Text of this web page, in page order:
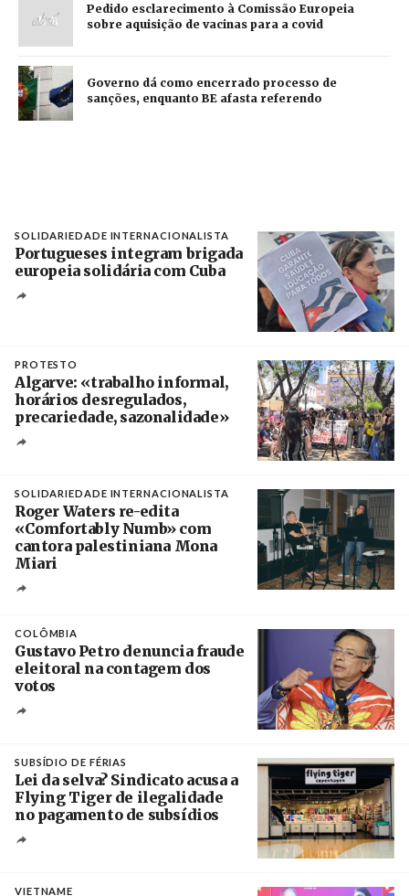
Pedido esclarecimento à Comissão Europeia
sobre aquisição de vacinas para a covid
Governo dá como encerrado processo de
sanções, enquanto BE afasta referendo
SOLIDARIEDADE INTERNACIONALISTA
Portugueses integram brigada
europeia solidária com Cuba
PROTESTO
Algarve: «trabalho informal,
horários desregulados,
precariedade, sazonalidade»
SOLIDARIEDADE INTERNACIONALISTA
Roger Waters re-edita
«Comfortably Numb» com
cantora palestiniana Mona
Miari
COLÔMBIA
Gustavo Petro denuncia fraude
eleitoral na contagem dos
votos
SUBSÍDIO DE FÉRIAS
Lei da selva? Sindicato acusa a
Flying Tiger de ilegalidade
no pagamento de subsídios
VIETNAME